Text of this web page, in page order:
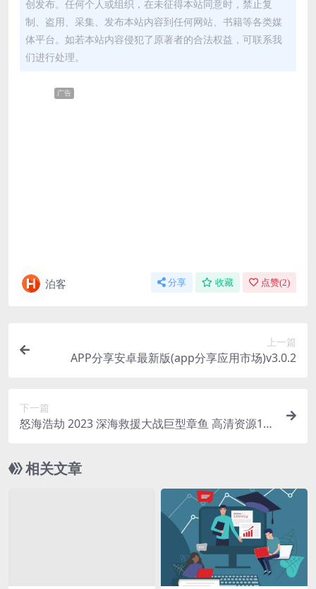
创发布。任何个人或组织，在未征得本站同意时，禁止复
制、盗用、采集、发布本站内容到任何网站、书籍等各类媒
体平台。如若本站内容侵犯了原著者的合法权益，可联系我
们进行处理。
广告
泊客 分享 收藏 点赞(2)
上一篇
APP分享安卓最新版(app分享应用市场)v3.0.2
下一篇
怒海浩劫 2023 深海救援大战巨型章鱼 高清资源10
相关文章